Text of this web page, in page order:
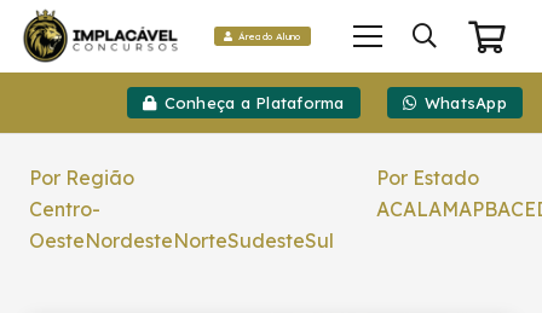
Área do Aluno
Conheça a Plataforma WhatsApp
Por Região
Centro-
OesteNordesteNorteSudesteSul
Por Estado
ACALAMAPBACE